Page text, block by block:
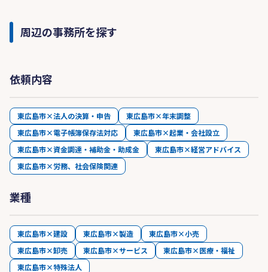
周辺の事務所を探す
依頼内容
東広島市×法人の決算・申告
東広島市×年末調整
東広島市×電子帳簿保存法対応
東広島市×起業・会社設立
東広島市×資金調達・補助金・助成金
東広島市×経営アドバイス
東広島市×労務、社会保険関連
業種
東広島市×建設 東広島市×製造
東広島市×小売
東広島市×卸売
東広島市×サービス
東広島市×医療・福祉
東広島市×特殊法人